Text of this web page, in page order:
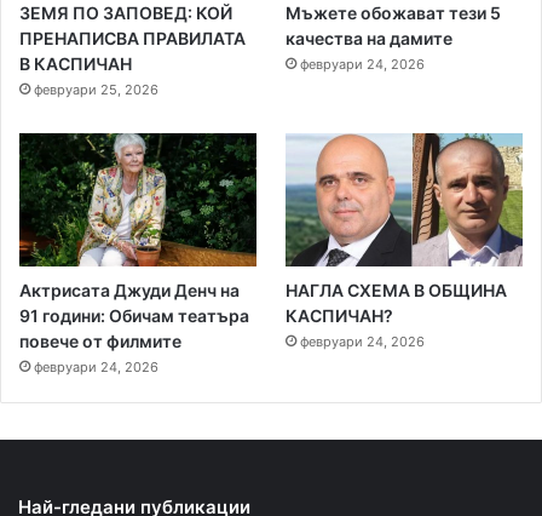
ЗЕМЯ ПО ЗАПОВЕД: КОЙ
ПРЕНАПИСВА ПРАВИЛАТА
В КАСПИЧАН
февруари 25, 2026
Мъжете обожават тези 5
качества на дамите
февруари 24, 2026
Актрисата Джуди Денч на
91 години: Обичам театъра
повече от филмите
февруари 24, 2026
НАГЛА СХЕМА В ОБЩИНА
КАСПИЧАН?
февруари 24, 2026
Най-гледани публикации